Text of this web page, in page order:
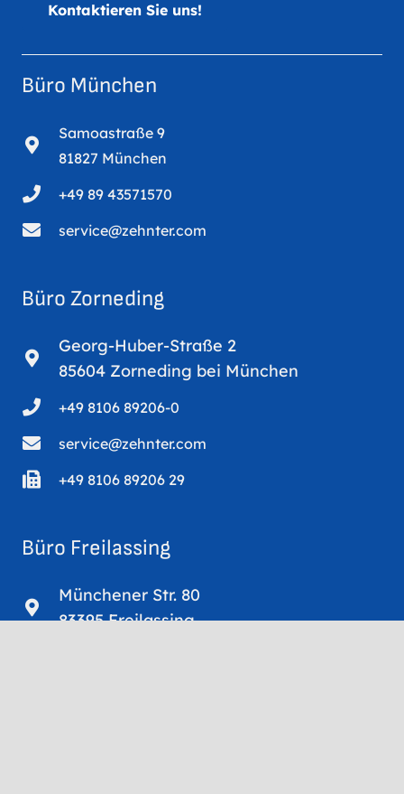
Kontaktieren Sie uns!
Büro München
Samoastraße 9
81827 München
+49 89 43571570
service@zehnter.com
Büro Zorneding
Georg-Huber-Straße 2
85604 Zorneding bei München
+49 8106 89206-0
service@zehnter.com
+49 8106 89206 29
Büro Freilassing
Münchener Str. 80
83395 Freilassing